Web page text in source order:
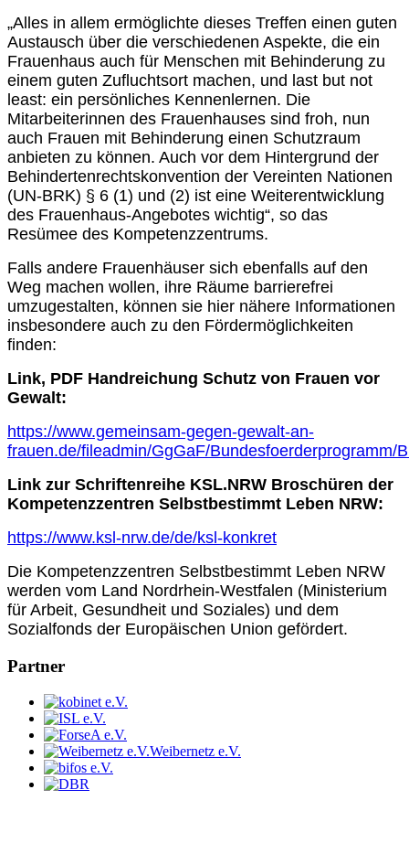
„Alles in allem ermöglichte dieses Treffen einen guten
Austausch über die verschiedenen Aspekte, die ein
Frauenhaus auch für Menschen mit Behinderung zu
einem guten Zufluchtsort machen, und last but not
least: ein persönliches Kennenlernen. Die
Mitarbeiterinnen des Frauenhauses sind froh, nun
auch Frauen mit Behinderung einen Schutzraum
anbieten zu können. Auch vor dem Hintergrund der
Behindertenrechtskonvention der Vereinten Nationen
(UN-BRK) § 6 (1) und (2) ist eine Weiterentwicklung
des Frauenhaus-Angebotes wichtig“, so das
Resümee des Kompetenzzentrums.
Falls andere Frauenhäuser sich ebenfalls auf den
Weg machen wollen, ihre Räume barrierefrei
umzugestalten, können sie hier nähere Informationen
insbesondere auch zu den Fördermöglichkeiten
finden:
Link, PDF Handreichung Schutz von Frauen vor
Gewalt:
https://www.gemeinsam-gegen-gewalt-an-
frauen.de/fileadmin/GgGaF/
Link zur Schriftenreihe KSL.NRW Broschüren der
Kompetenzzentren Selbstbestimmt Leben NRW:
https://www.ksl-nrw.de/de/ksl-konkret
Die Kompetenzzentren Selbstbestimmt Leben NRW
werden vom Land Nordrhein-Westfalen (Ministerium
für Arbeit, Gesundheit und Soziales) und dem
Sozialfonds der Europäischen Union gefördert.
Partner
Weibernetz e.V.